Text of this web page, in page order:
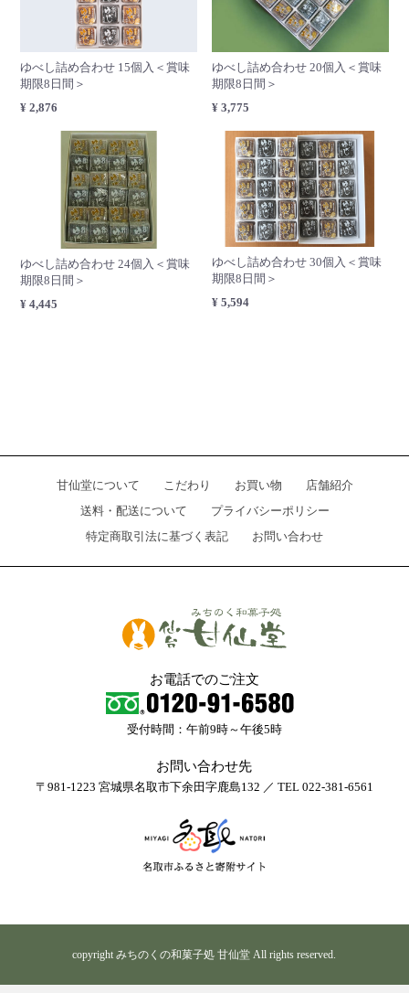
ゆべし詰め合わせ 15個入＜賞味
期限8日間＞
¥ 2,876
ゆべし詰め合わせ 20個入＜賞味
期限8日間＞
¥ 3,775
ゆべし詰め合わせ 24個入＜賞味
期限8日間＞
¥ 4,445
ゆべし詰め合わせ 30個入＜賞味
期限8日間＞
¥ 5,594
甘仙堂について こだわり お買い物
店舗紹介
送料・配送について
プライバシーポリシー
特定商取引法に基づく表記
お問い合わせ
お電話でのご注文
受付時間：午前9時～午後5時
お問い合わせ先
〒981-1223 宮城県名取市下余田字鹿島132 ／ TEL 022-381-6561
copyright みちのくの和菓子処 甘仙堂 All rights reserved.